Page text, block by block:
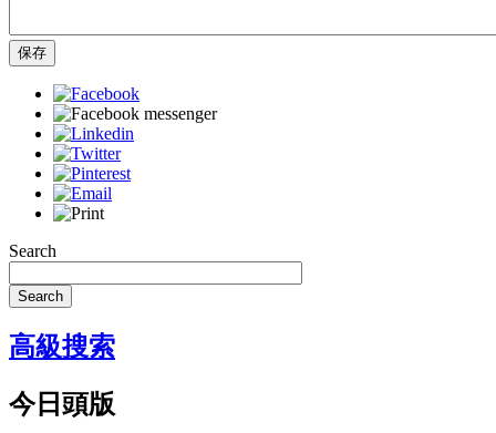
保存
Search
Search
高級搜索
今日頭版